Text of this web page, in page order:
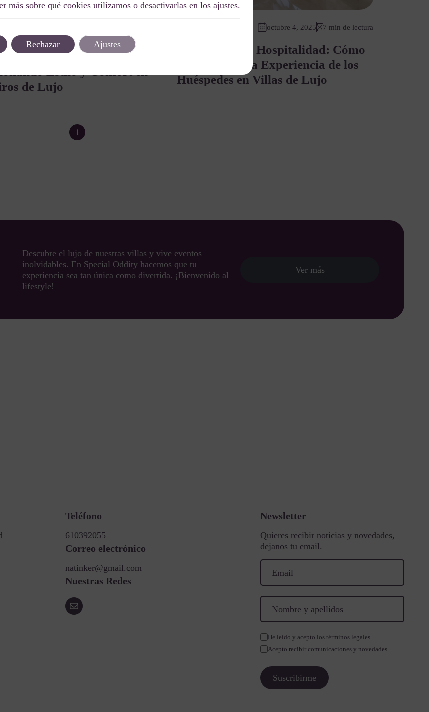
2025
lectura
y Tecnología:
Estilo y Confort en
de Lujo
octubre 4, 2025 7 min de lectura
Innovación en Hospitalidad: Cómo
Personalizar la Experiencia de los
Huéspedes en Villas de Lujo
1
Descubre el lujo de nuestras villas y vive eventos
inolvidables. En Special Oddity hacemos que tu
experiencia sea tan única como divertida. ¡Bienvenido al
lifestyle!
Ver más
Teléfono
610392055
Correo electrónico
natinker@gmail.com
Nuestras Redes
Newsletter
Quieres recibir noticias y novedades,
dejanos tu email.
He leído y acepto los términos legales
Acepto recibir comunicaciones y novedades
más sobre qué cookies utilizamos o desactivarlas en los ajustes.
Rechazar Ajustes